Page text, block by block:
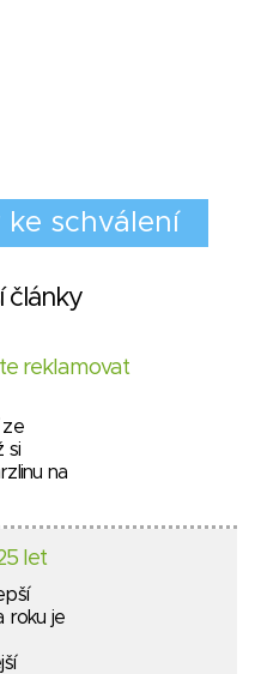
články
reklamovat
ze
si
na
let
roku je